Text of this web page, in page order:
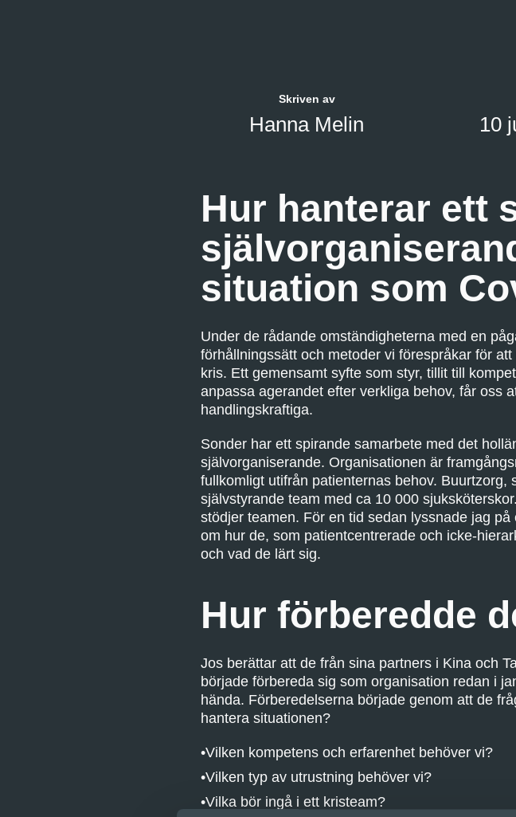
Skriven av
Hanna Melin 10
Hur hanterar ett
situation som
Under de rådande omständigheterna med en
förhållningssätt och metoder vi förespråkar för
kris. Ett gemensamt syfte som styr, tillit till
anpassa agerandet efter verkliga behov, får oss
handlingskraftiga.
Sonder har ett spirande samarbete med det
självorganiserande. Organisationen är
fullkomligt utifrån patienternas behov.
självstyrande team med ca 10 000
stödjer teamen. För en tid sedan lyssnade jag
om hur de, som patientcentrerade och icke-
och vad de lärt sig.
Hur förberedde
Jos berättar att de från sina partners i Kina och
började förbereda sig som organisation redan i
hända. Förberedelserna började genom att de
hantera situationen?
Vilken kompetens och erfarenhet behöver vi?
Vilken typ av utrustning behöver vi?
Vilka bör ingå i ett kristeam?